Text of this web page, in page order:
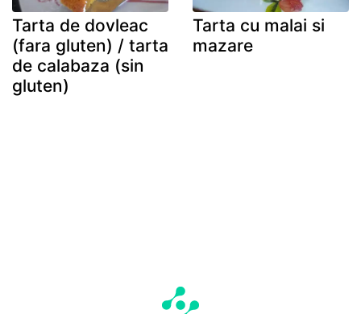
Tarta de dovleac
(fara gluten) / tarta
de calabaza (sin
gluten)
Tarta cu malai si
mazare